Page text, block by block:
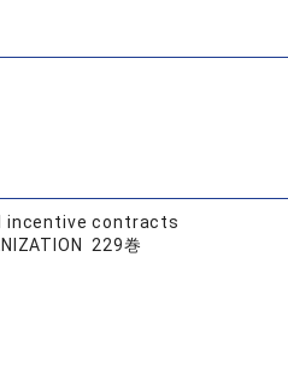
incentive contracts
229巻